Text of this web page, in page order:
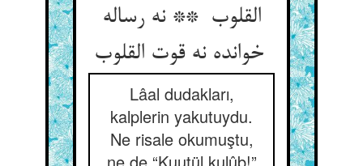
القلوب ** نه رساله
خوانده نه قوت القلوب
Lâal dudakları,
kalplerin yakutuydu.
Ne risale okumuştu,